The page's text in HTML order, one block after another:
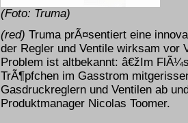
(Foto: Truma)
(red) Truma prÃ¤sentiert eine
der Regler und Ventile wirksam vor
Problem ist altbekannt: â€žIm
TrÃ¶pfchen im Gasstrom
Gasdruckreglern und Ventilen ab
Produktmanager Nicolas Toomer.